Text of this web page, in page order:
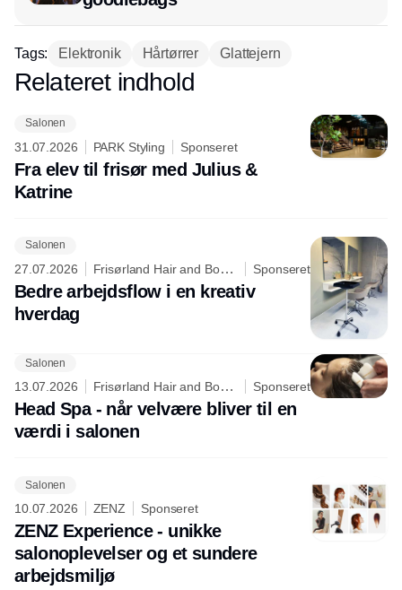
Tags: Elektronik Hårtørrer Glattejern
Annonce
Relateret indhold
Salonen
31.07.2026 PARK Styling Sponseret
Fra elev til frisør med Julius &
Katrine
Salonen
27.07.2026
Frisørland Hair and Body
Care
Sponseret
Bedre arbejdsflow i en kreativ
hverdag
Salonen
13.07.2026
Frisørland Hair and Body
Care
Sponseret
Head Spa - når velvære bliver til en
værdi i salonen
Salonen
10.07.2026 ZENZ Sponseret
ZENZ Experience - unikke
salonoplevelser og et sundere
arbejdsmiljø